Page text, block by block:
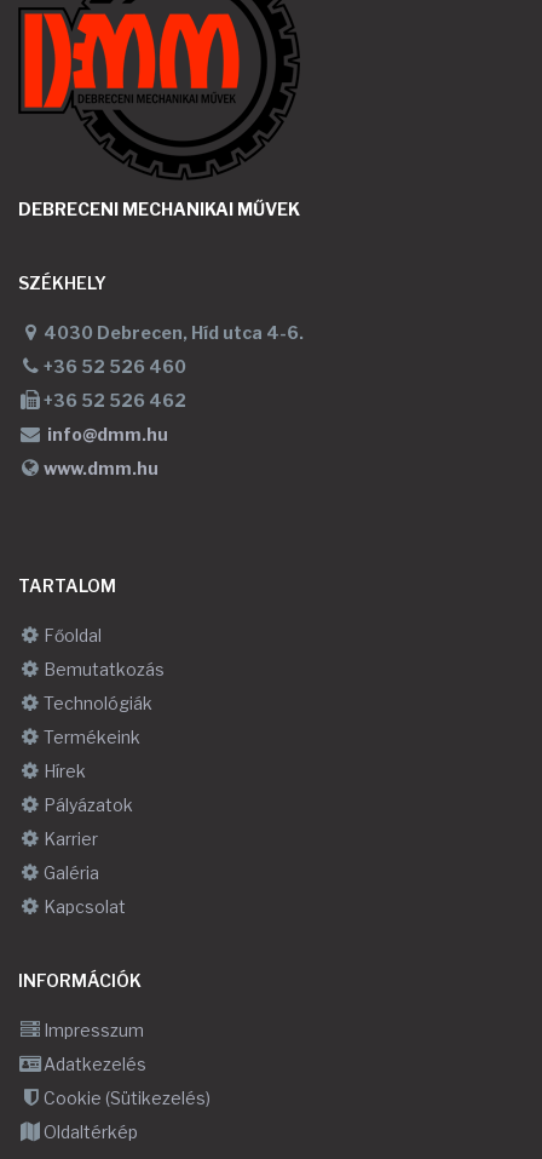
DEBRECENI MECHANIKAI MŰVEK
SZÉKHELY
4030 Debrecen, Híd utca 4-6.
+36 52 526 460
+36 52 526 462
www.dmm.hu
TARTALOM
Főoldal
Bemutatkozás
Technológiák
Termékeink
Hírek
Pályázatok
Karrier
Galéria
Kapcsolat
INFORMÁCIÓK
Impresszum
Adatkezelés
Cookie (Sütikezelés)
Oldaltérkép